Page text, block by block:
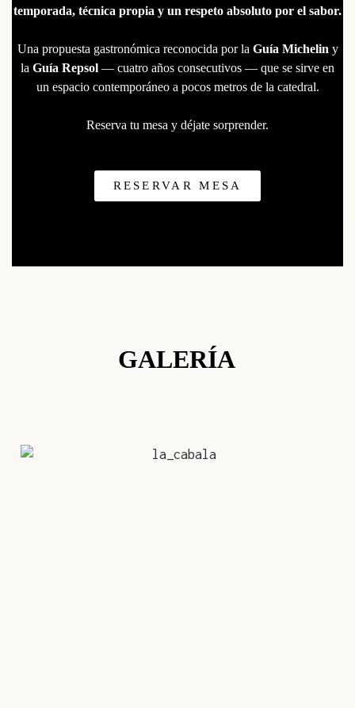
temporada, técnica propia y un respeto absoluto por el sabor.
Una propuesta gastronómica reconocida por la Guía Michelin y
la Guía Repsol — cuatro años consecutivos — que se sirve en
un espacio contemporáneo a pocos metros de la catedral.
Reserva tu mesa y déjate sorprender.
RESERVAR MESA
GALERÍA